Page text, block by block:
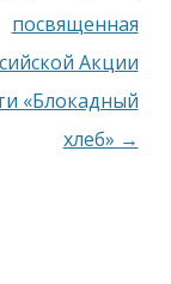
посвященная
Акции
«Блокадный
хлеб» →